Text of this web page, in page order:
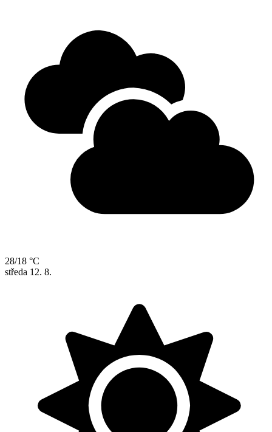
28/18 °C
středa 12. 8.